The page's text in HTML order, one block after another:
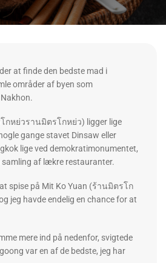
at finde den bedste mad i
områder af byen som
กหย่วรานมิตรโกหย่ว) ligger lige
gange stavet Dinsaw eller
lige ved demokratimonumentet,
samling af lækre restauranter.
spise på Mit Ko Yuan (ร้านมิตรโก
jeg havde endelig en chance for at
mere ind på nedenfor, svigtede
var en af ​​de bedste, jeg har